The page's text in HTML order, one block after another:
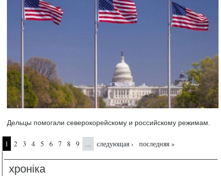
Дельцы помогали северокорейскому и российскому режимам.
Страницы
1 2 3 4 5 6 7 8 9 … следующая › последняя »
хроніка